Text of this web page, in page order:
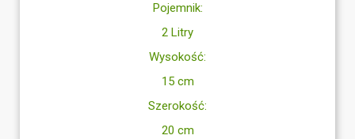
Pojemnik:
2 Litry
Wysokość:
15 cm
Szerokość:
20 cm